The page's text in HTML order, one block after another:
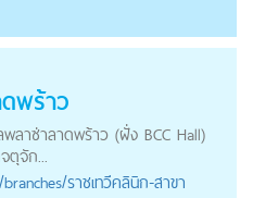
พร้าว
ลาซ่าลาดพร้าว (ฝั่ง BCC Hall)
ตุจัก...
ราชเทวีคลินิก-สาขา